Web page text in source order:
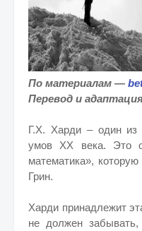
По материалам —
Перевод и
Г.Х. Харди – один из
умов XX века. Это
математика»,
Грин.
Харди принадлежит
не должен